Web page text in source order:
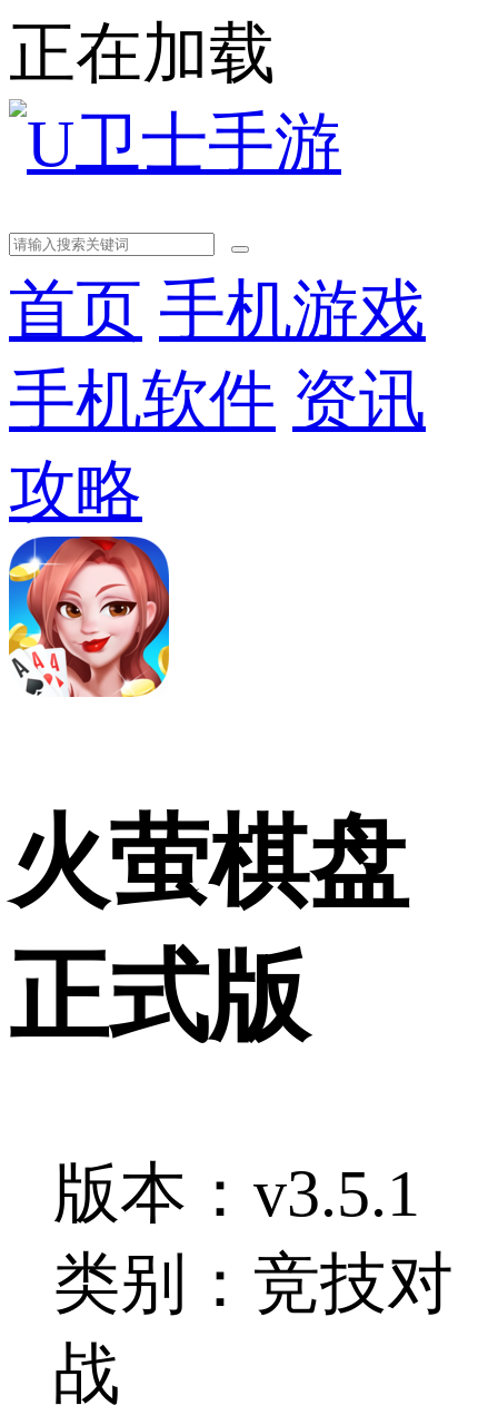
正在加载
首页 手机游戏
手机软件 资讯
攻略
火萤棋盘
正式版
版本：v3.5.1
类别：竞技对
战